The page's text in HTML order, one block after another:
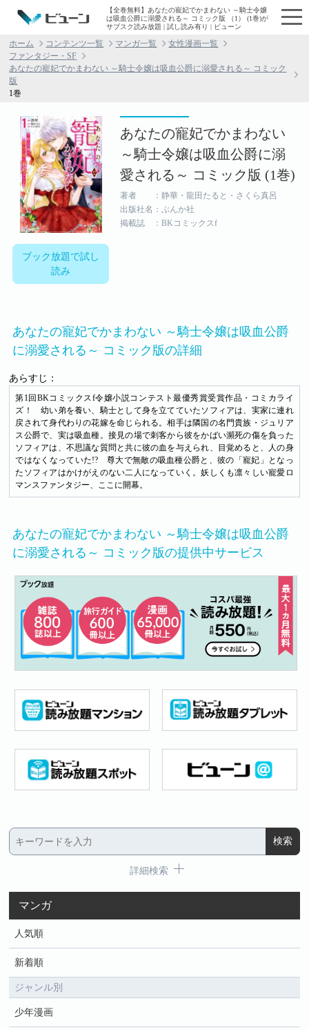
【全巻無料】あなたの寵妃でかまわない ～騎士令嬢
は吸血公爵に溺愛される～ コミック版 （1） (1巻)が
サブスク読み放題 | 試し読み有り | ビューン
ホーム コンテンツ一覧 マンガ一覧
女性漫画一覧
ファンタジー・SF
あなたの寵妃でかまわない ～騎士令嬢は吸血公爵に溺愛される～ コミック
版
1巻
ブック放題で試し
読み
あなたの寵妃でかまわない
～騎士令嬢は吸血公爵に溺
愛される～ コミック版 (1巻)
著者 ：静華・龍田たると・さくら真呂
出版社名：ぶんか社
掲載誌 ：BKコミックスf
あなたの寵妃でかまわない ～騎士令嬢は吸血公爵
に溺愛される～ コミック版の詳細
あらすじ：
第1回BKコミックスf令嬢小説コンテスト最優秀賞受賞作品・コミカライ
ズ！ 幼い弟を養い、騎士として身を立てていたソフィアは、実家に連れ
戻されて身代わりの花嫁を命じられる。相手は隣国の名門貴族・ジュリア
ス公爵で、実は吸血種。接見の場で刺客から彼をかばい瀕死の傷を負った
ソフィアは、不思議な質問と共に彼の血を与えられ、目覚めると、人の身
ではなくなっていた!? 尊大で無敵の吸血種公爵と、彼の「寵妃」となっ
たソフィアはかけがえのない二人になっていく。妖しくも凛々しい寵愛ロ
マンスファンタジー、ここに開幕。
あなたの寵妃でかまわない ～騎士令嬢は吸血公爵
に溺愛される～ コミック版の提供中サービス
詳細検索
マンガ
人気順
新着順
ジャンル別
少年漫画